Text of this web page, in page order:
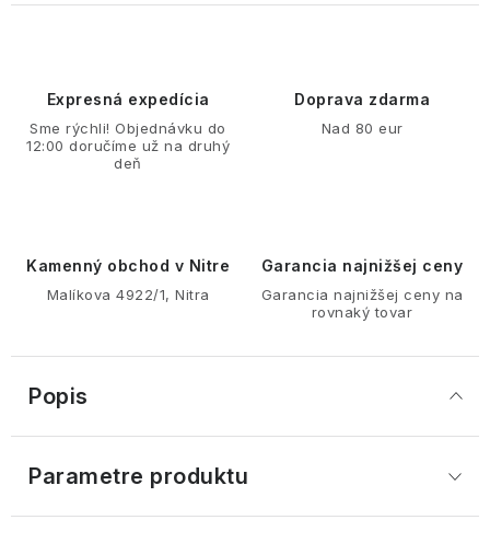
Expresná expedícia
Sme rýchli! Objednávku do
12:00 doručíme už na druhý
deň
Doprava zdarma
Nad 80 eur
Kamenný obchod v Nitre
Malíkova 4922/1, Nitra
Garancia najnižšej ceny
Garancia najnižšej ceny na
rovnaký tovar
Popis
Parametre produktu